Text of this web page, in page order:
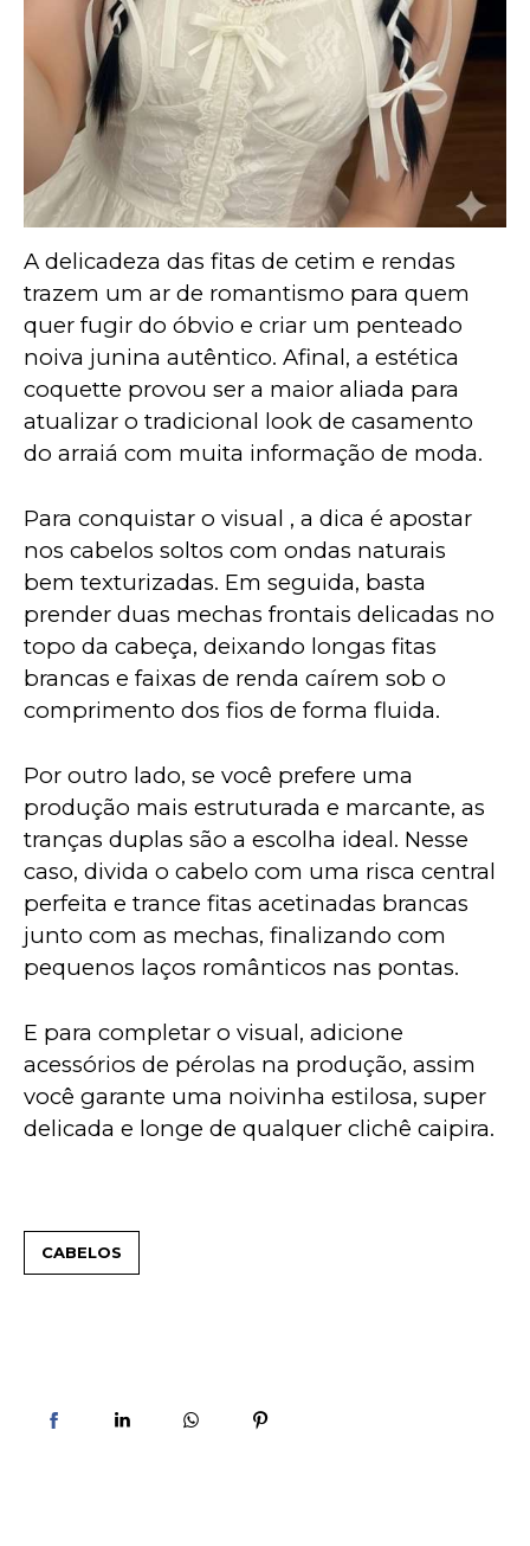
A delicadeza das fitas de cetim e rendas
trazem um ar de romantismo para quem
quer fugir do óbvio e criar um penteado
noiva junina autêntico. Afinal, a estética
coquette provou ser a maior aliada para
atualizar o tradicional look de casamento
do arraiá com muita informação de moda.
Para conquistar o visual , a dica é apostar
nos cabelos soltos com ondas naturais
bem texturizadas. Em seguida, basta
prender duas mechas frontais delicadas no
topo da cabeça, deixando longas fitas
brancas e faixas de renda caírem sob o
comprimento dos fios de forma fluida.
Por outro lado, se você prefere uma
produção mais estruturada e marcante, as
tranças duplas são a escolha ideal. Nesse
caso, divida o cabelo com uma risca central
perfeita e trance fitas acetinadas brancas
junto com as mechas, finalizando com
pequenos laços românticos nas pontas.
E para completar o visual, adicione
acessórios de pérolas na produção, assim
você garante uma noivinha estilosa, super
delicada e longe de qualquer clichê caipira.
CABELOS